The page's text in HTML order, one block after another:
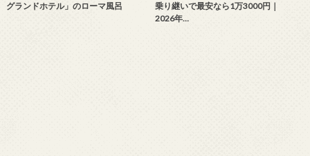
グランドホテル」のローマ風呂
乗り継いで最安なら1万3000円｜
2026年…